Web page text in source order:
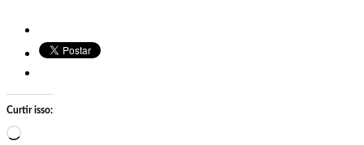
Curtir isso:
Carregando…